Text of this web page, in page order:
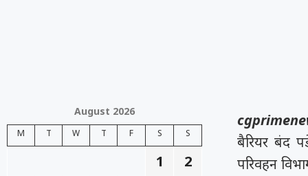
बैरियर बंद
परिवहन
August 2026
M T W T F S S
1
2